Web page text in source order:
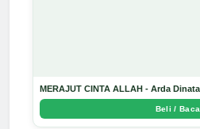
MERAJUT CINTA ALLAH - Arda Dinata
Beli / Baca